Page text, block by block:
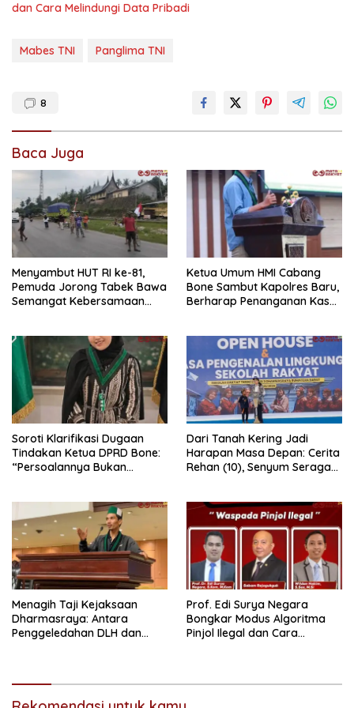
dan Cara Melindungi Data Pribadi
Mabes TNI Panglima TNI
8
Baca Juga
Menyambut HUT RI ke-81,
Pemuda Jorong Tabek Bawa
Semangat Kebersamaan
Ketua Umum HMI Cabang
Bone Sambut Kapolres Baru,
Berharap Penanganan Kasus
Soroti Klarifikasi Dugaan
Tindakan Ketua DPRD Bone:
“Persoalannya Bukan
Dari Tanah Kering Jadi
Harapan Masa Depan: Cerita
Rehan (10), Senyum Seragam
Menagih Taji Kejaksaan
Dharmasraya: Antara
Penggeledahan DLH dan
Prof. Edi Surya Negara
Bongkar Modus Algoritma
Pinjol Ilegal dan Cara